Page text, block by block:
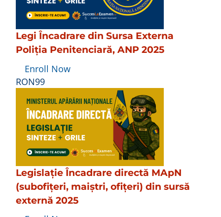
Legi Încadrare din Sursa Externa
Poliția Penitenciară, ANP 2025
Enroll Now
RON99
Legislație Încadrare directă MApN
(subofițeri, maiștri, ofițeri) din sursă
externă 2025